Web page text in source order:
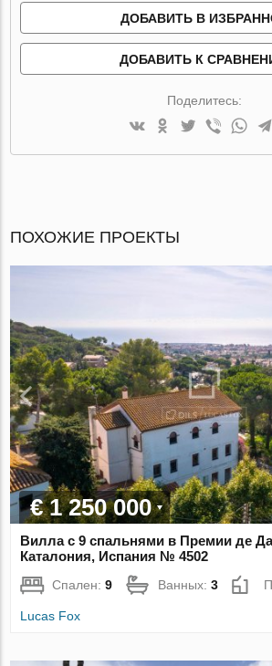
ДОБАВИТЬ В
ДОБАВИТЬ К
Поделитесь:
ПОХОЖИЕ ПРОЕКТЫ
€ 1 250 000
Вилла с 9 спальнями в Премии де
Каталония, Испания № 4502
Спален:9 Ванных:3
Lucas Fox